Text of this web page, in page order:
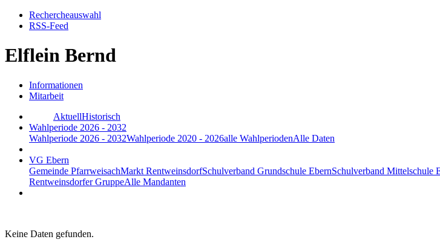
Rechercheauswahl
RSS-Feed
Elflein Bernd
Informationen
Mitarbeit
AktuellHistorisch
Wahlperiode 2026 - 2032
Wahlperiode 2026 - 2032Wahlperiode 2020 - 2026alle WahlperiodenAlle Daten
VG Ebern
Gemeinde PfarrweisachMarkt RentweinsdorfSchulverband Grundschule EbernSchulverband Mittelschule
Rentweinsdorfer GruppeAlle Mandanten
Keine Daten gefunden.